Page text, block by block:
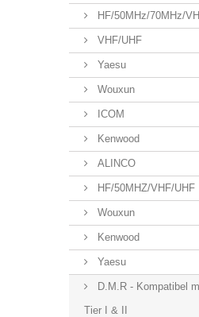
HF/50MHz/70MHz/
VHF/UHF
Yaesu
Wouxun
ICOM
Kenwood
ALINCO
HF/50MHZ/VHF/UHF
Wouxun
Kenwood
Yaesu
D.M.R - Kompatibel
Tier I & II